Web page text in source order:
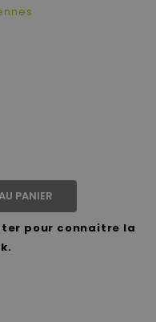
PANIER
pour connaitre la